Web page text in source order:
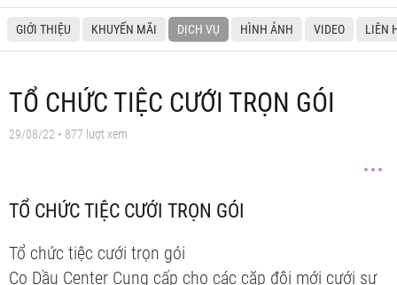
GIỚI THIỆU KHUYẾN MÃI DỊCH VỤ HÌNH ẢNH VIDEO LIÊN
TỔ CHỨC TIỆC CƯỚI TRỌN GÓI
29/08/22 • 877 lượt xem
TỔ CHỨC TIỆC CƯỚI TRỌN GÓI
Tổ chức tiệc cưới trọn gói
Cọ Dầu Center Cung cấp cho các cặp đôi mới cưới sự